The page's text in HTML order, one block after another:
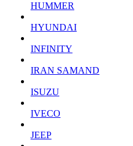
HUMMER
HYUNDAI
INFINITY
IRAN SAMAND
ISUZU
IVECO
JEEP